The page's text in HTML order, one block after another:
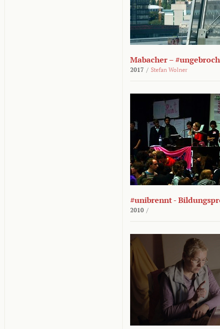
Mabacher –
2017 / Stefan Wolner
#unibrennt -
2010 /